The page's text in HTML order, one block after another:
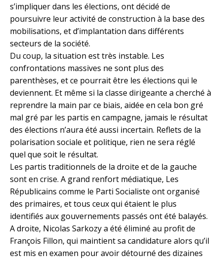
s’impliquer dans les élections, ont décidé de
poursuivre leur activité de construction à la base des
mobilisations, et d’implantation dans différents
secteurs de la société.
Du coup, la situation est très instable. Les
confrontations massives ne sont plus des
parenthèses, et ce pourrait être les élections qui le
deviennent. Et même si la classe dirigeante a cherché à
reprendre la main par ce biais, aidée en cela bon gré
mal gré par les partis en campagne, jamais le résultat
des élections n’aura été aussi incertain. Reflets de la
polarisation sociale et politique, rien ne sera réglé
quel que soit le résultat.
Les partis traditionnels de la droite et de la gauche
sont en crise. A grand renfort médiatique, Les
Républicains comme le Parti Socialiste ont organisé
des primaires, et tous ceux qui étaient le plus
identifiés aux gouvernements passés ont été balayés.
A droite, Nicolas Sarkozy a été éliminé au profit de
François Fillon, qui maintient sa candidature alors qu’il
est mis en examen pour avoir détourné des dizaines